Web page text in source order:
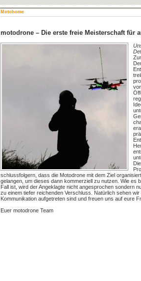
Motohome
motodrone – Die erste freie Meisterschaft für
schlussfolgern, dass die Motodrone mit dem Ziel
gelangen, um dieses dann kommerziell zu nutzen. Wie es
Fall ist, wird der Angeklagte nicht angesprochen sondern
zu einem tiefer reichenden Verschluss. Natürlich sehen
Kommunikation aufgetreten sind und freuen uns auf eure
Euer motodrone Team